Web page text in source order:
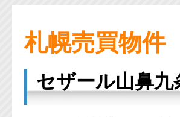
札幌売買物件
セザール山鼻九